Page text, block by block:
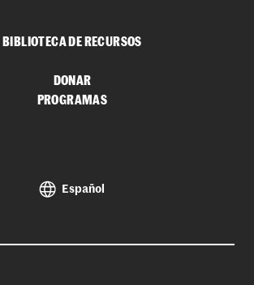
BIBLIOTECA DE RECURSOS
DONAR
PROGRAMAS
Español